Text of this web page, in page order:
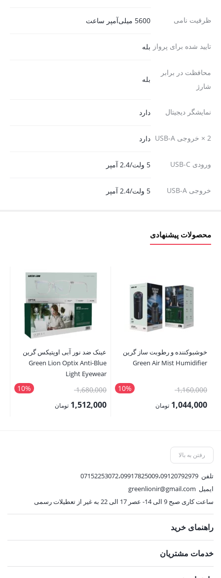
ظرفیت نامی 5600 میلی‌آمپر ساعت
تایید شده برای پرواز بله
محافظت در برابر
شارژ
بله
نمایشگر دیجیتال دارد
2 × خروجی USB-A دارد
ورودی USB-C 5 ولت/2.4 آمپر
خروجی USB-A 5 ولت/2.4 آمپر
محصولات پیشنهادی
خوشبوکننده و رطوبت ساز گرین
Green Air Mist Humidifier
10% 1,160,000قیمت
اصلی:1,044,000 تومان
1,044,000 تومان.
عینک ضد نور آبی اوپتیکس گرین
Green Lion Optix Anti-Blue
Light Eyewear
10% 1,680,000قیمت
اصلی:1,512,000 تومان
رفتن به بالا
تلفن 07152253072،09917825009،09120792979
ایمیل greenlionir@gmail.com
ساعت کاری صبح 9 الی 14- عصر 17 الی 22 به غیر از تعطیلات رسمی
راهنمای خرید
خدمات مشتریان